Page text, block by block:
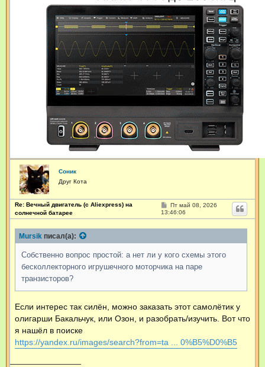
Соник
Друг Кота
Re: Вечный двигатель (с Aliexpress) на
солнечной батарее
С
о
о
и
Пт май 08, 2026
13:46:06
Mursik писал(а):
Собственно вопрос простой: а нет ли у кого схемы этого
бесколлекторного игрушечного моторчика на паре
транзисторов?
Если интерес так силён, можно заказать этот самолётик у
олигарши Бакальчук, или Озон, и разобрать/изучить. Вот что
я нашёл в поиске
https://yandex.ru/images/search?from=ta ... 0%B5%D0%B5